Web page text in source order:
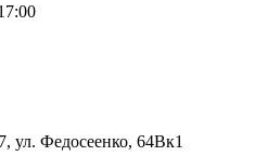
ул. Федосеенко, 64Вк1